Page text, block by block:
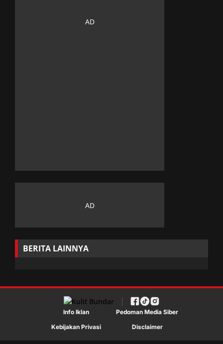
BERITA LAINNYA
Info Iklan
Pedoman Media Siber
Kebijakan Privasi
Disclaimer